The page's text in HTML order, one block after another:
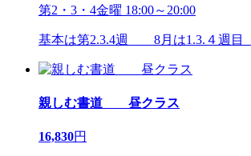
第2・3・4金曜 18:00～20:00
基本は第2.3.4週 8月は1.3.４週目
親しむ書道 昼クラス
16,830円